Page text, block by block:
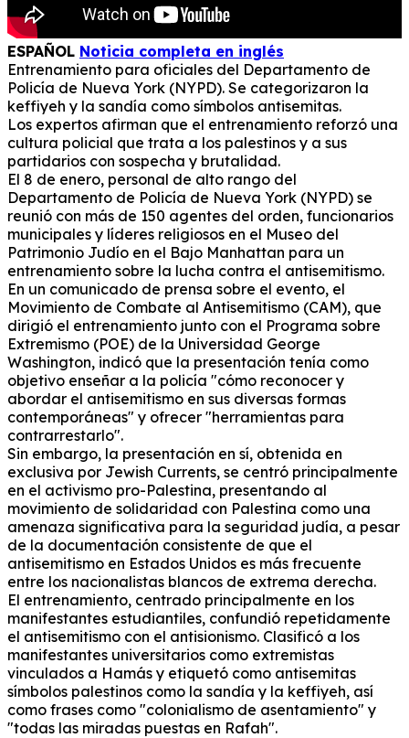
ESPAÑOL Noticia completa en inglés
Entrenamiento para oficiales del Departamento de
Policía de Nueva York (NYPD). Se categorizaron la
keffiyeh y la sandía como símbolos antisemitas.
Los expertos afirman que el entrenamiento reforzó una
cultura policial que trata a los palestinos y a sus
partidarios con sospecha y brutalidad.
El 8 de enero, personal de alto rango del
Departamento de Policía de Nueva York (NYPD) se
reunió con más de 150 agentes del orden, funcionarios
municipales y líderes religiosos en el Museo del
Patrimonio Judío en el Bajo Manhattan para un
entrenamiento sobre la lucha contra el antisemitismo.
En un comunicado de prensa sobre el evento, el
Movimiento de Combate al Antisemitismo (CAM), que
dirigió el entrenamiento junto con el Programa sobre
Extremismo (POE) de la Universidad George
Washington, indicó que la presentación tenía como
objetivo enseñar a la policía "cómo reconocer y
abordar el antisemitismo en sus diversas formas
contemporáneas" y ofrecer "herramientas para
contrarrestarlo".
Sin embargo, la presentación en sí, obtenida en
exclusiva por Jewish Currents, se centró principalmente
en el activismo pro-Palestina, presentando al
movimiento de solidaridad con Palestina como una
amenaza significativa para la seguridad judía, a pesar
de la documentación consistente de que el
antisemitismo en Estados Unidos es más frecuente
entre los nacionalistas blancos de extrema derecha.
El entrenamiento, centrado principalmente en los
manifestantes estudiantiles, confundió repetidamente
el antisemitismo con el antisionismo. Clasificó a los
manifestantes universitarios como extremistas
vinculados a Hamás y etiquetó como antisemitas
símbolos palestinos como la sandía y la keffiyeh, así
como frases como "colonialismo de asentamiento" y
"todas las miradas puestas en Rafah".